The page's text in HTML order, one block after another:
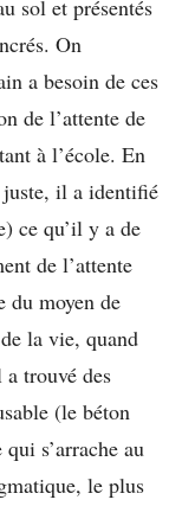
sol et présentés
On
a besoin de ces
de l’attente de
à l’école. En
juste, il a identifié
ce qu’il y a de
de l’attente
du moyen de
la vie, quand
trouvé des
(le béton
s’arrache au
le plus